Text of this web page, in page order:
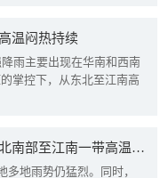
温闷热持续
雨主要出现在华南和西南
掌控下，从东北至江南高
四川陕西等地需警惕降雨叠加致灾 华北南部至江南一带高温频现
地雨势仍猛烈。同时，